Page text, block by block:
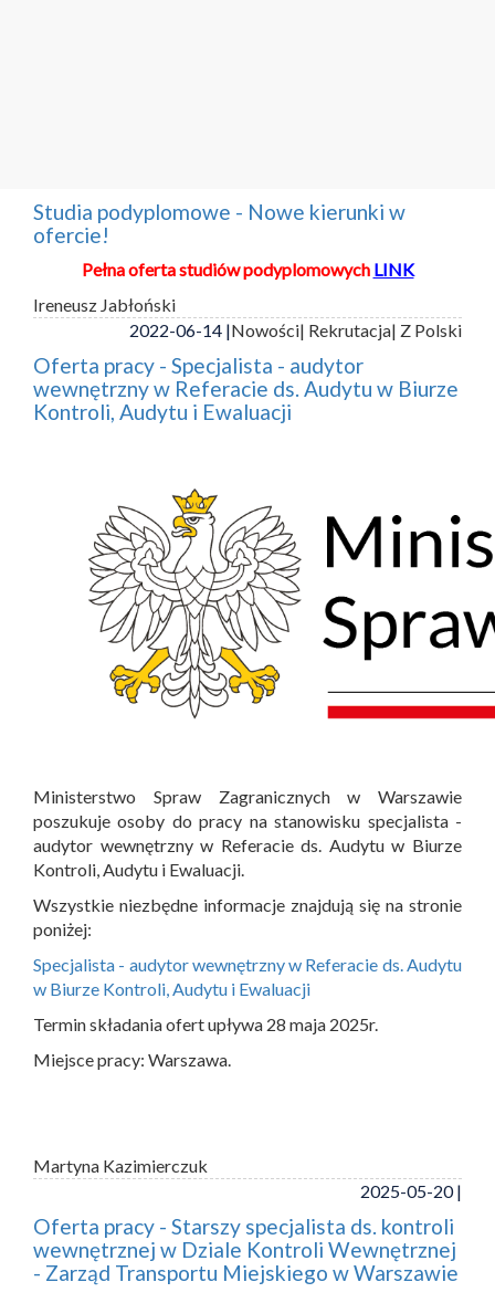
Studia podyplomowe - Nowe kierunki w
ofercie!
Pełna oferta studiów podyplomowych LINK
Ireneusz Jabłoński
2022-06-14 |Nowości| Rekrutacja| Z Polski
Oferta pracy - Specjalista - audytor
wewnętrzny w Referacie ds. Audytu w Biurze
Kontroli, Audytu i Ewaluacji
Ministerstwo Spraw Zagranicznych w Warszawie
poszukuje osoby do pracy na stanowisku specjalista -
audytor wewnętrzny w Referacie ds. Audytu w Biurze
Kontroli, Audytu i Ewaluacji.
Wszystkie niezbędne informacje znajdują się na stronie
poniżej:
Specjalista - audytor wewnętrzny w Referacie ds. Audytu
w Biurze Kontroli, Audytu i Ewaluacji
Termin składania ofert upływa 28 maja 2025r.
Miejsce pracy: Warszawa.
Martyna Kazimierczuk
2025-05-20 |
Oferta pracy - Starszy specjalista ds. kontroli
wewnętrznej w Dziale Kontroli Wewnętrznej
- Zarząd Transportu Miejskiego w Warszawie